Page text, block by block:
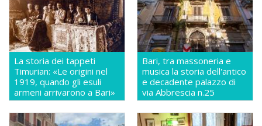
La storia dei tappeti
Timurian: «Le origini nel
1919, quando gli esuli
armeni arrivarono a Bari»
Bari, tra massoneria e
musica la storia dell'antico
e decadente palazzo di
via Abbrescia n.25